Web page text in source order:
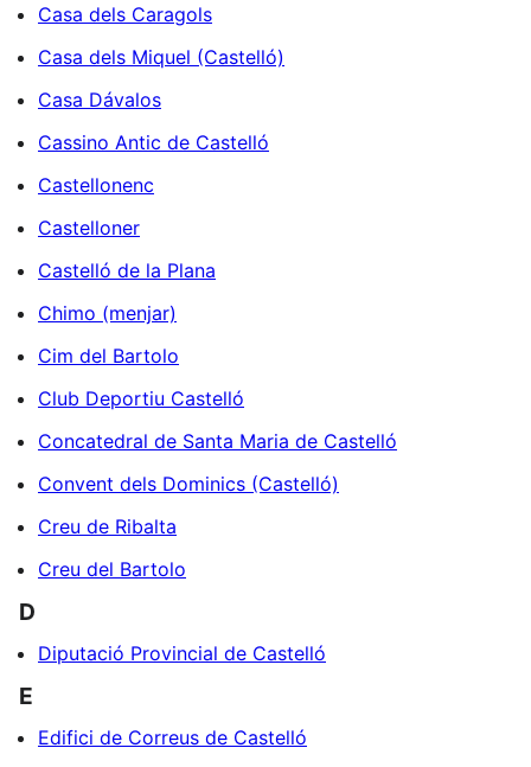
Casa dels Caragols
Casa dels Miquel (Castelló)
Casa Dávalos
Cassino Antic de Castelló
Castellonenc
Castelloner
Castelló de la Plana
Chimo (menjar)
Cim del Bartolo
Club Deportiu Castelló
Concatedral de Santa Maria de Castelló
Convent dels Dominics (Castelló)
Creu de Ribalta
Creu del Bartolo
D
Diputació Provincial de Castelló
E
Edifici de Correus de Castelló